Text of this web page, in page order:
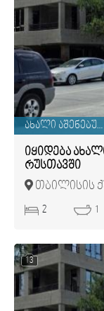
ახალი აშენებული
იყიდება
რუსთავში
თბილისის
2 1
13